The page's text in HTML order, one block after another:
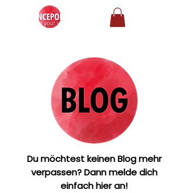
Du möchtest keinen Blog mehr
verpassen? Dann melde dich
einfach hier an!